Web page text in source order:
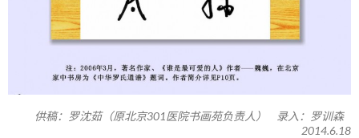
供稿：罗沈茹（原北京301医院书画苑负责人） 录入：罗训森
2014.6.18